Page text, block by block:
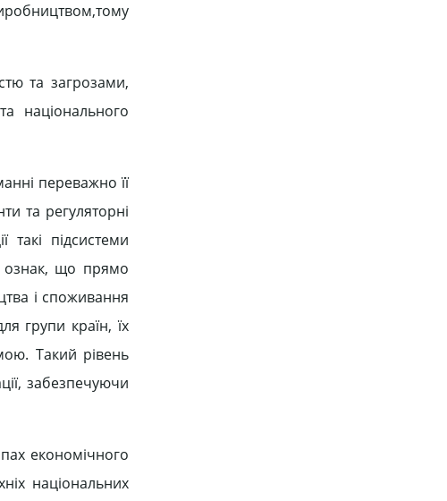
та загрозами,
національного
переважно її
та регуляторні
підсистеми
ознак, що прямо
і споживання
групи країн, їх
Такий рівень
забезпечуючи
економічного
національних